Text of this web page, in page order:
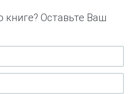
книге? Оставьте Ваш